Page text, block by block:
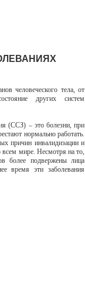
человеческого тела, от
других систем
(ССЗ) – это болезни, при
нормально работать.
причин инвалидизации и
всем мире. Несмотря на то,
более подвержены лица
время эти заболевания